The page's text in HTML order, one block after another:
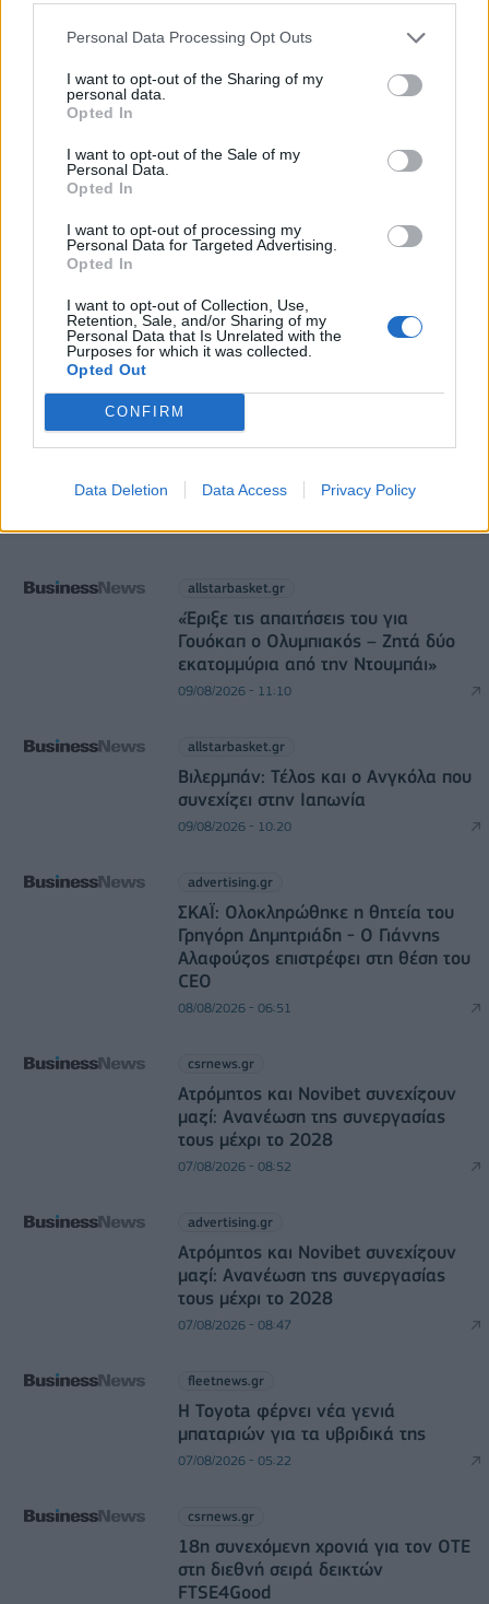
Personal Data Processing Opt Outs
I want to opt-out of the Sharing of my
personal data.
Opted In
I want to opt-out of the Sale of my
Personal Data.
Opted In
I want to opt-out of processing my
Personal Data for Targeted Advertising.
Opted In
I want to opt-out of Collection, Use,
Retention, Sale, and/or Sharing of my
Personal Data that Is Unrelated with the
Purposes for which it was collected.
Opted Out
CONFIRM
Data Deletion Data Access Privacy Policy
09/08/2026 - 10:29 ΚΟΣΜΟΣ
Στα 15 δισ. ευρώ ο στόχος για νέα δάνεια το 2026
- Η «ακτινογραφία» της κερδοφορίας των
09/08/2026 - 10:52 ΤΡΑΠΕΖΕΣ
πινακίδων κυκλοφορίας - Τέλος στις χρονοβόρες
διαδικασίες
Τ. Θεοδωρικάκος: Η ενίσχυση της βιομηχανίας
διασφαλίζει την ανάπτυξη, την ασφάλεια και
καλύτερους μισθούς
09/08/2026 - 11:43 ΠΟΛΙΤΙΚΗ
allstarbasket.gr
«Έριξε τις απαιτήσεις του για
Γουόκαπ ο Ολυμπιακός – Ζητά δύο
εκατομμύρια από την Ντουμπάι»
09/08/2026 - 11:10
allstarbasket.gr
Βιλερμπάν: Τέλος και ο Ανγκόλα που
συνεχίζει στην Ιαπωνία
09/08/2026 - 10:20
advertising.gr
ΣΚΑΪ: Ολοκληρώθηκε η θητεία του
Γρηγόρη Δημητριάδη - Ο Γιάννης
Αλαφούζος επιστρέφει στη θέση του
CEO
08/08/2026 - 06:51
csrnews.gr
Ατρόμητος και Novibet συνεχίζουν
μαζί: Ανανέωση της συνεργασίας
τους μέχρι το 2028
07/08/2026 - 08:52
advertising.gr
Ατρόμητος και Novibet συνεχίζουν
μαζί: Ανανέωση της συνεργασίας
τους μέχρι το 2028
07/08/2026 - 08:47
fleetnews.gr
Η Toyota φέρνει νέα γενιά
μπαταριών για τα υβριδικά της
07/08/2026 - 05:22
csrnews.gr
18η συνεχόμενη χρονιά για τον ΟΤΕ
στη διεθνή σειρά δεικτών
FTSE4Good